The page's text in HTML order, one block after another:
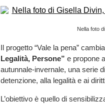
Nella foto
Il progetto “Vale la pena”
Legalità, Persone” e propone
autunnale-invernale, una serie
detenzione, alla legalità e ai
L’obiettivo è quello di